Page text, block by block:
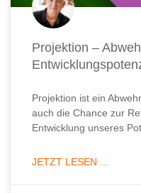
Projektion –
Projektion ist ein
auch die Chance zur
Entwicklung unseres
JETZT LESEN ...